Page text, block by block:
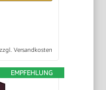
Versandkosten
EMPFEHLUNG